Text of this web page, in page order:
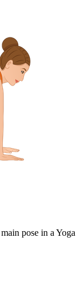
pose in a Yoga